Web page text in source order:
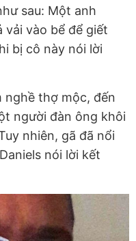
sau: Một anh
vải vào bể để giết
bị cô này nói lời
nghề thợ mộc, đến
người đàn ông khôi
nhiên, gã đã nổi
nói lời kết